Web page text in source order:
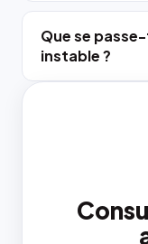
Que se
instable ?